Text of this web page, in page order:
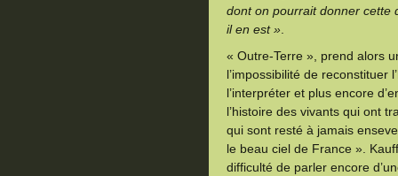
dont on pourrait donner cette
il en est »
« Outre-Terre », prend alors
l’impossibilité de reconstituer
l’interpréter et plus encore
l’histoire des vivants qui ont
qui sont resté à jamais
le beau ciel de France ».
difficulté de parler encore